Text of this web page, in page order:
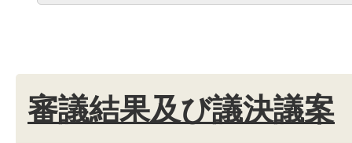
審議結果及び議決議案